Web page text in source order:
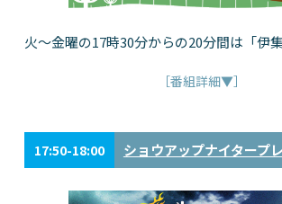
火～金曜の17時30分からの20分間は「伊
［番組詳細▼］
17:50-18:00 ショウアップナイタープ